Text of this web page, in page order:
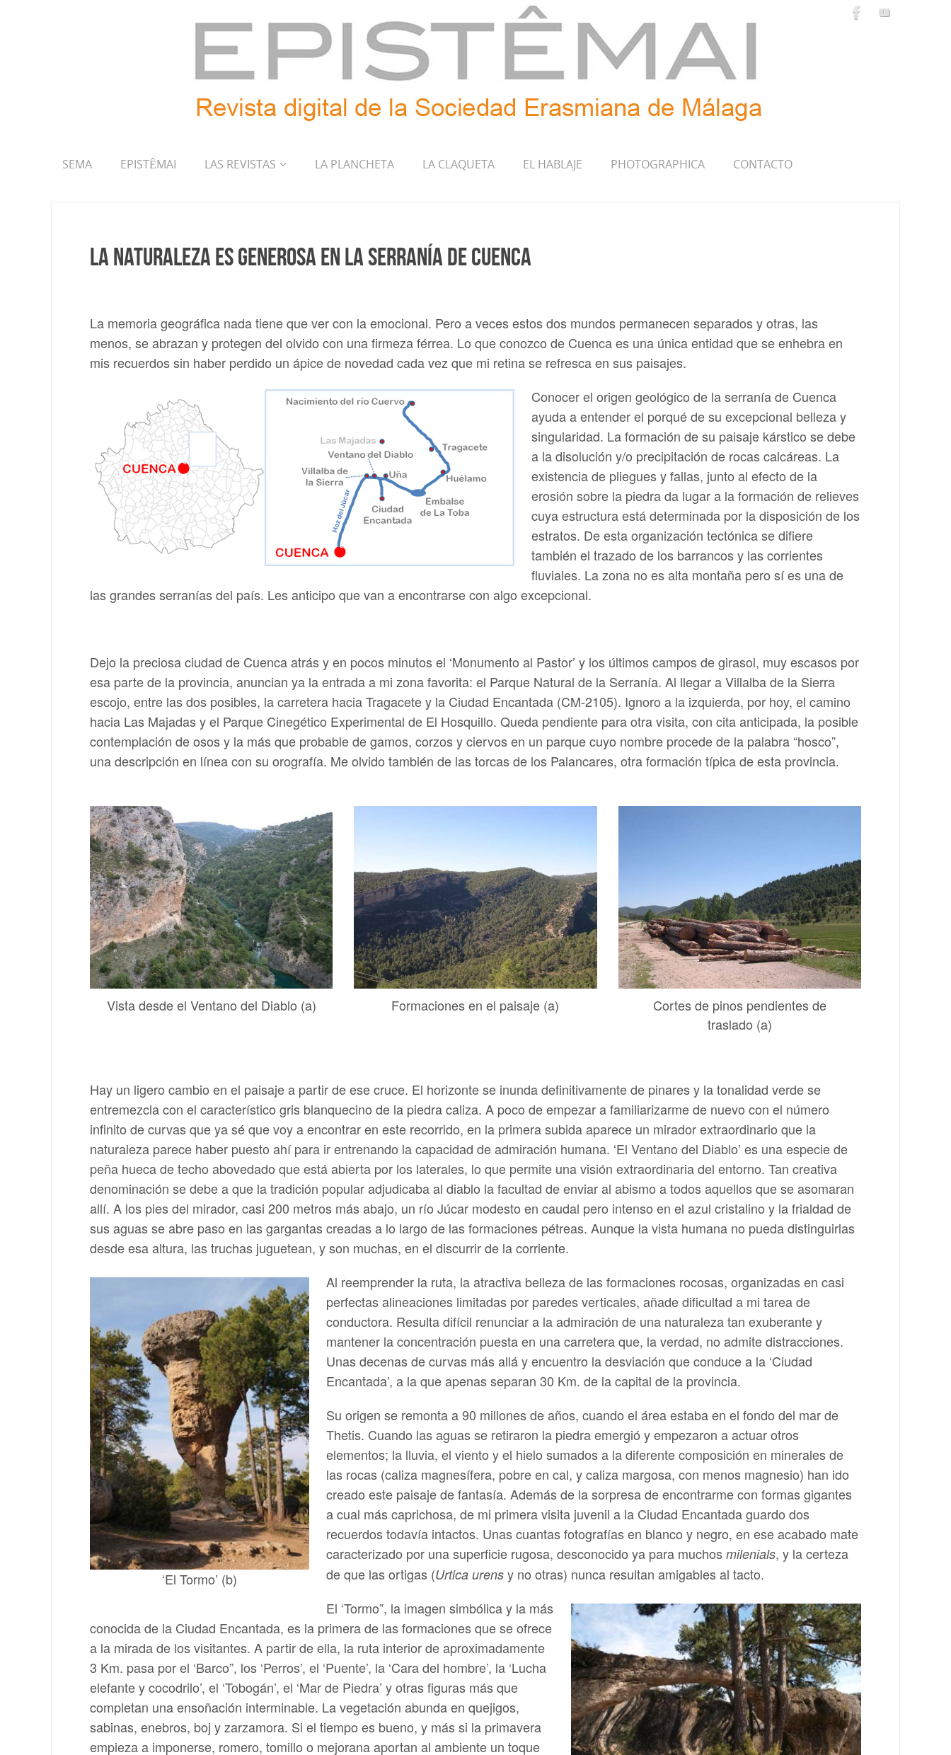
SEMA EPISTÊMAI LAS REVISTAS LA PLANCHETA LA CLAQUETA EL HABLAJE PHOTOGRAPHICA CONTACTO
La naturaleza es generosa en la Serranía de Cuenca
La memoria geográfica nada tiene que ver con la emocional. Pero a veces estos dos mundos permanecen separados y otras, las
menos, se abrazan y protegen del olvido con una firmeza férrea. Lo que conozco de Cuenca es una única entidad que se enhebra en
mis recuerdos sin haber perdido un ápice de novedad cada vez que mi retina se refresca en sus paisajes.
Conocer el origen geológico de la serranía de Cuenca
ayuda a entender el porqué de su excepcional belleza y
singularidad. La formación de su paisaje kárstico se debe
a la disolución y/o precipitación de rocas calcáreas. La
existencia de pliegues y fallas, junto al efecto de la
erosión sobre la piedra da lugar a la formación de relieves
cuya estructura está determinada por la disposición de los
estratos. De esta organización tectónica se difiere
también el trazado de los barrancos y las corrientes
fluviales. La zona no es alta montaña pero sí es una de
las grandes serranías del país. Les anticipo que van a encontrarse con algo excepcional.
Dejo la preciosa ciudad de Cuenca atrás y en pocos minutos el ‘Monumento al Pastor’ y los últimos campos de girasol, muy escasos por
esa parte de la provincia, anuncian ya la entrada a mi zona favorita: el Parque Natural de la Serranía. Al llegar a Villalba de la Sierra
escojo, entre las dos posibles, la carretera hacia Tragacete y la Ciudad Encantada (CM-2105). Ignoro a la izquierda, por hoy, el camino
hacia Las Majadas y el Parque Cinegético Experimental de El Hosquillo. Queda pendiente para otra visita, con cita anticipada, la posible
contemplación de osos y la más que probable de gamos, corzos y ciervos en un parque cuyo nombre procede de la palabra “hosco”,
una descripción en línea con su orografía. Me olvido también de las torcas de los Palancares, otra formación típica de esta provincia.
Vista desde el Ventano del Diablo (a) Formaciones en el paisaje (a)
Cortes de pinos pendientes de
traslado (a)
Hay un ligero cambio en el paisaje a partir de ese cruce. El horizonte se inunda definitivamente de pinares y la tonalidad verde se
entremezcla con el característico gris blanquecino de la piedra caliza. A poco de empezar a familiarizarme de nuevo con el número
infinito de curvas que ya sé que voy a encontrar en este recorrido, en la primera subida aparece un mirador extraordinario que la
naturaleza parece haber puesto ahí para ir entrenando la capacidad de admiración humana. ‘El Ventano del Diablo’ es una especie de
peña hueca de techo abovedado que está abierta por los laterales, lo que permite una visión extraordinaria del entorno. Tan creativa
denominación se debe a que la tradición popular adjudicaba al diablo la facultad de enviar al abismo a todos aquellos que se asomaran
allí. A los pies del mirador, casi 200 metros más abajo, un río Júcar modesto en caudal pero intenso en el azul cristalino y la frialdad de
sus aguas se abre paso en las gargantas creadas a lo largo de las formaciones pétreas. Aunque la vista humana no pueda distinguirlas
desde esa altura, las truchas juguetean, y son muchas, en el discurrir de la corriente.
‘El Tormo’ (b)
Al reemprender la ruta, la atractiva belleza de las formaciones rocosas, organizadas en casi
perfectas alineaciones limitadas por paredes verticales, añade dificultad a mi tarea de
conductora. Resulta difícil renunciar a la admiración de una naturaleza tan exuberante y
mantener la concentración puesta en una carretera que, la verdad, no admite distracciones.
Unas decenas de curvas más allá y encuentro la desviación que conduce a la ‘Ciudad
Encantada’, a la que apenas separan 30 Km. de la capital de la provincia.
Su origen se remonta a 90 millones de años, cuando el área estaba en el fondo del mar de
Thetis. Cuando las aguas se retiraron la piedra emergió y empezaron a actuar otros
elementos; la lluvia, el viento y el hielo sumados a la diferente composición en minerales de
las rocas (caliza magnesífera, pobre en cal, y caliza margosa, con menos magnesio) han ido
creado este paisaje de fantasía. Además de la sorpresa de encontrarme con formas gigantes
a cual más caprichosa, de mi primera visita juvenil a la Ciudad Encantada guardo dos
recuerdos todavía intactos. Unas cuantas fotografías en blanco y negro, en ese acabado mate
caracterizado por una superficie rugosa, desconocido ya para muchos milenials, y la certeza
de que las ortigas (Urtica urens y no otras) nunca resultan amigables al tacto.
El ‘Tormo”, la imagen simbólica y la más
conocida de la Ciudad Encantada, es la primera de las formaciones que se ofrece
a la mirada de los visitantes. A partir de ella, la ruta interior de aproximadamente
3 Km. pasa por el ‘Barco”, los ‘Perros’, el ‘Puente’, la ‘Cara del hombre’, la ‘Lucha
elefante y cocodrilo’, el ‘Tobogán’, el ‘Mar de Piedra’ y otras figuras más que
completan una ensoñación interminable. La vegetación abunda en quejigos,
sabinas, enebros, boj y zarzamora. Si el tiempo es bueno, y más si la primavera
empieza a imponerse, romero, tomillo o mejorana aportan al ambiente un toque